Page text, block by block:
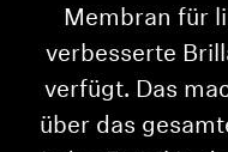
Membran für
verbesserte
verfügt. Das
über das